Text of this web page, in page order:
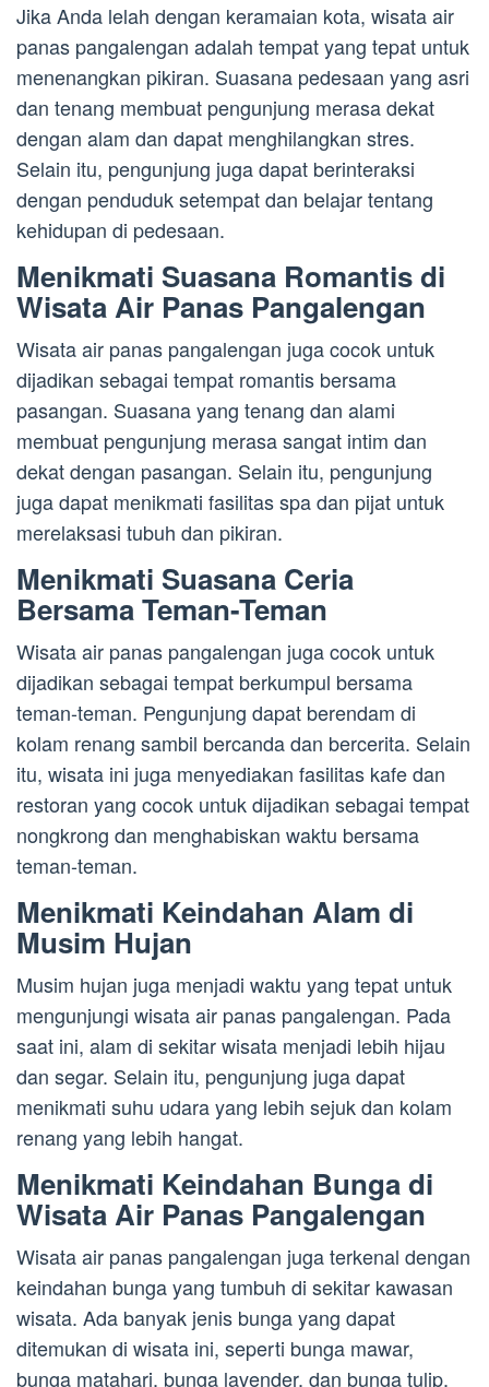
Jika Anda lelah dengan keramaian kota, wisata air
panas pangalengan adalah tempat yang tepat untuk
menenangkan pikiran. Suasana pedesaan yang asri
dan tenang membuat pengunjung merasa dekat
dengan alam dan dapat menghilangkan stres.
Selain itu, pengunjung juga dapat berinteraksi
dengan penduduk setempat dan belajar tentang
kehidupan di pedesaan.
Menikmati Suasana Romantis di
Wisata Air Panas Pangalengan
Wisata air panas pangalengan juga cocok untuk
dijadikan sebagai tempat romantis bersama
pasangan. Suasana yang tenang dan alami
membuat pengunjung merasa sangat intim dan
dekat dengan pasangan. Selain itu, pengunjung
juga dapat menikmati fasilitas spa dan pijat untuk
merelaksasi tubuh dan pikiran.
Menikmati Suasana Ceria
Bersama Teman-Teman
Wisata air panas pangalengan juga cocok untuk
dijadikan sebagai tempat berkumpul bersama
teman-teman. Pengunjung dapat berendam di
kolam renang sambil bercanda dan bercerita. Selain
itu, wisata ini juga menyediakan fasilitas kafe dan
restoran yang cocok untuk dijadikan sebagai tempat
nongkrong dan menghabiskan waktu bersama
teman-teman.
Menikmati Keindahan Alam di
Musim Hujan
Musim hujan juga menjadi waktu yang tepat untuk
mengunjungi wisata air panas pangalengan. Pada
saat ini, alam di sekitar wisata menjadi lebih hijau
dan segar. Selain itu, pengunjung juga dapat
menikmati suhu udara yang lebih sejuk dan kolam
renang yang lebih hangat.
Menikmati Keindahan Bunga di
Wisata Air Panas Pangalengan
Wisata air panas pangalengan juga terkenal dengan
keindahan bunga yang tumbuh di sekitar kawasan
wisata. Ada banyak jenis bunga yang dapat
ditemukan di wisata ini, seperti bunga mawar,
bunga matahari, bunga lavender, dan bunga tulip.